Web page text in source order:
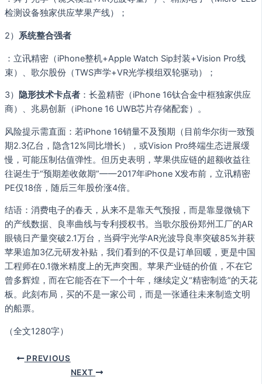
检测设备独家供应苹果产线）；
2） 系统整合强者
：立讯精密（iPhone整机+Apple Watch Sip封装+Vision Pro线
束）、歌尔股份（TWS声学+VR光学模组双轮驱动）；
3） 隐形技术卡点者 ：长盈精密（iPhone 16钛合金中框独家供应
商）、兆易创新（iPhone 16 UWB芯片存储配套）。
风险提示需直面：若iPhone 16销量不及预期（目前华尔街一致预
期2.3亿台，隐含12%同比增长），或Vision Pro终端生态进展缓
慢，可能压制估值弹性。但历史表明，苹果供应链的超额收益往
往诞生于“预期差收敛期”——2017年iPhone X发布前，立讯精密
PE仅18倍，随后三年股价涨4倍。
结语：消费电子的春天，从来不是靠天气预报，而是靠显微镜下
的产线数据、良率曲线与专利授权书。当歌尔股份郑州工厂的AR
眼镜日产量突破2.1万台，当舜宇光学AR光波导良率突破85%并获
苹果追加3亿元研发补贴，我们看到的不仅是订单回暖，更是中国
工程师在0.1微米精度上的无声突围。苹果产业链的价值，不在它
曾多辉煌，而在它能否在下一个十年，继续定义“精密制造”的天花
板。此刻布局，买的不是一家公司，而是一张通往未来制造文明
的船票。
（全文1280字）
PREVIOUS
NEXT